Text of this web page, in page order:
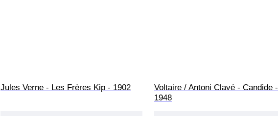
Jules Verne - Les Frères Kip - 1902
Voltaire / Antoni Clavé⁠ - Candide -
1948